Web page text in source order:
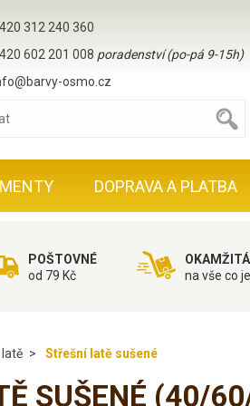
312 240 360
602 201 008 poradenství (po-pá 9-15h)
osmo.cz
DOPRAVA A PLATBA
POŠTOVNÉ
od 79 Kč
na vše co
Střešní latě sušené
SUŠENÉ (40/